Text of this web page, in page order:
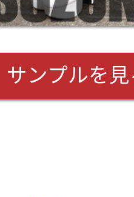
サンプルを